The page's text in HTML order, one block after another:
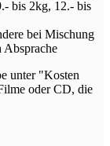
bis 2kg, 12.- bis
bei Mischung
unter "Kosten
oder CD, die